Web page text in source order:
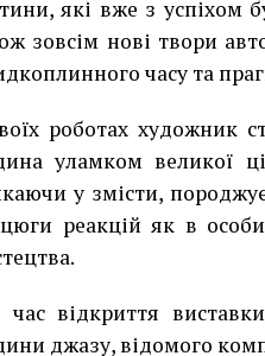
які вже з успіхом
зовсім нові твори
часу та
роботах художник
уламком великої
у змісти,
реакцій як в
час відкриття
джазу, відомого